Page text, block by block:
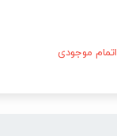
اتمام موجودی